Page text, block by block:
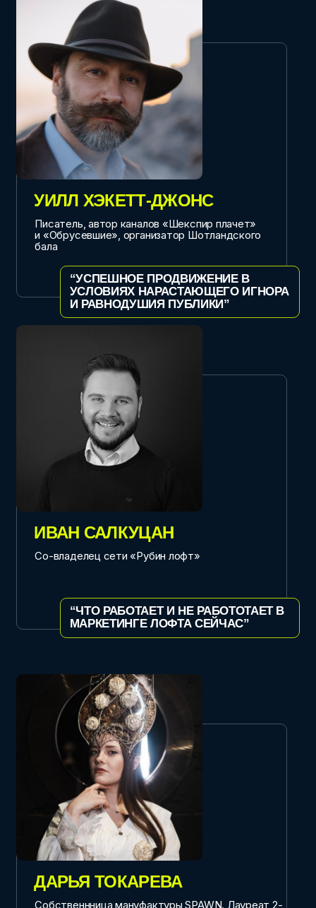
Адвокат, к.ю.н., доцент, автор игры «Обыск
«СТРЕСС-ИГРЫ:
ОТ КОРПОРАТИВНОГО ОТДЫХА
К ОБУЧЕНИЮ»
АНДРЕЙ МАКАРКИН
“МЕЖКУЛЬТУРНЫЙ СРЫВ БАШКИ.
ЛИВАНСКАЯ СВАДЬБА И ВСЕ ТАКОЕ”
АНАСТАСИЯ ДАВЫДОВА
“КАК НЕ ЖДАТЬ КЛИЕНТОВ, А
СТАНОВЯТСЯ ПАРТНЁРАМИ”
ИНЕССА НОДИЯ